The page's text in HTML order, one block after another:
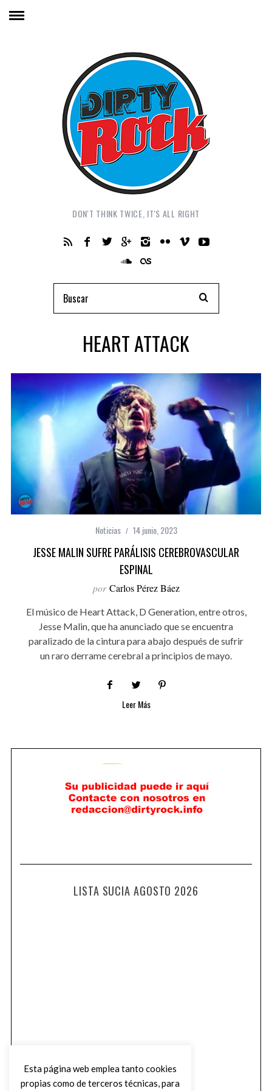
DON'T THINK TWICE, IT'S ALL RIGHT
HEART ATTACK
Noticias 14 junio, 2023
JESSE MALIN SUFRE PARÁLISIS CEREBROVASCULAR
ESPINAL
por Carlos Pérez Báez
El músico de Heart Attack, D Generation, entre otros,
Jesse Malin, que ha anunciado que se encuentra
paralizado de la cintura para abajo después de sufrir
un raro derrame cerebral a principios de mayo.
Leer Más
LISTA SUCIA AGOSTO 2026
Esta página web emplea tanto cookies
propias como de terceros técnicas, para